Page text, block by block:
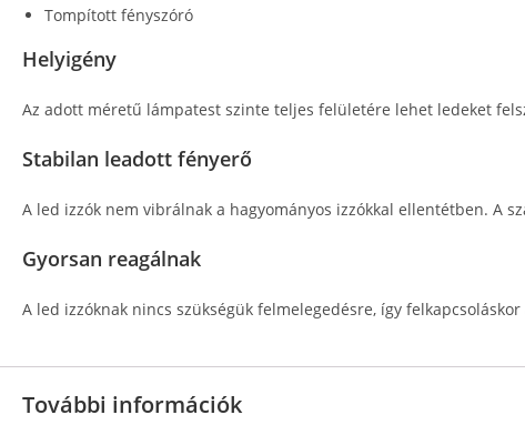
Tompított fényszóró
Helyigény
Az adott méretű lámpatest szinte teljes felületére lehet ledeket
Stabilan leadott fényerő
A led izzók nem vibrálnak a hagyományos izzókkal ellentétben. A
Gyorsan reagálnak
A led izzóknak nincs szükségük felmelegedésre, így
További információk